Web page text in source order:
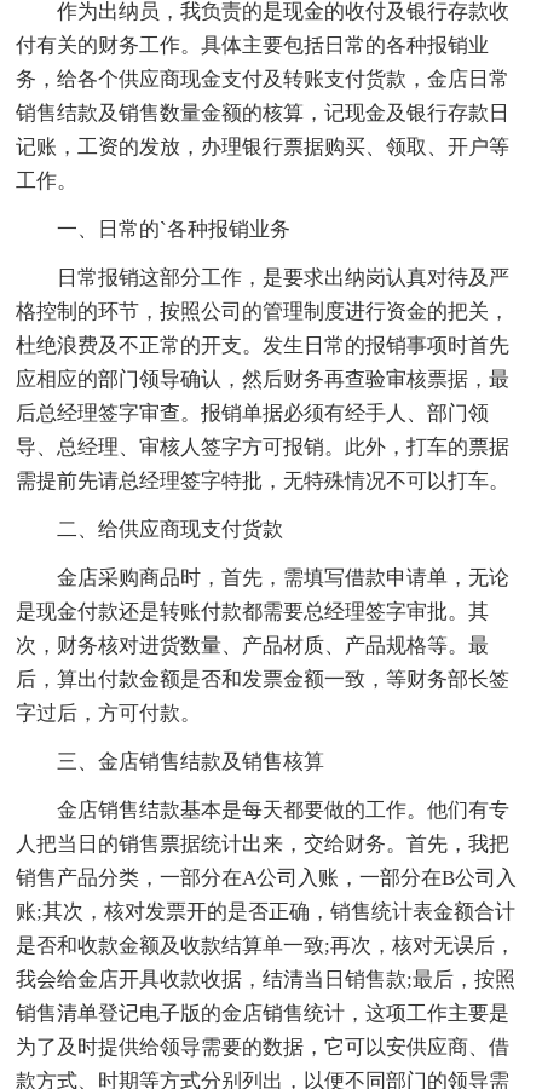
作为出纳员，我负责的是现金的收付及银行存款收
付有关的财务工作。具体主要包括日常的各种报销业
务，给各个供应商现金支付及转账支付货款，金店日常
销售结款及销售数量金额的核算，记现金及银行存款日
记账，工资的发放，办理银行票据购买、领取、开户等
工作。
一、日常的`各种报销业务
日常报销这部分工作，是要求出纳岗认真对待及严
格控制的环节，按照公司的管理制度进行资金的把关，
杜绝浪费及不正常的开支。发生日常的报销事项时首先
应相应的部门领导确认，然后财务再查验审核票据，最
后总经理签字审查。报销单据必须有经手人、部门领
导、总经理、审核人签字方可报销。此外，打车的票据
需提前先请总经理签字特批，无特殊情况不可以打车。
二、给供应商现支付货款
金店采购商品时，首先，需填写借款申请单，无论
是现金付款还是转账付款都需要总经理签字审批。其
次，财务核对进货数量、产品材质、产品规格等。最
后，算出付款金额是否和发票金额一致，等财务部长签
字过后，方可付款。
三、金店销售结款及销售核算
金店销售结款基本是每天都要做的工作。他们有专
人把当日的销售票据统计出来，交给财务。首先，我把
销售产品分类，一部分在A公司入账，一部分在B公司入
账;其次，核对发票开的是否正确，销售统计表金额合计
是否和收款金额及收款结算单一致;再次，核对无误后，
我会给金店开具收款收据，结清当日销售款;最后，按照
销售清单登记电子版的金店销售统计，这项工作主要是
为了及时提供给领导需要的数据，它可以安供应商、借
款方式、时期等方式分别列出，以便不同部门的领导需